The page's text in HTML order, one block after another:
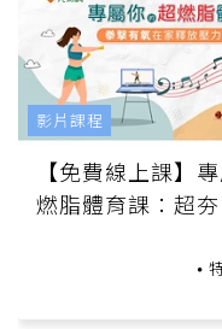
【免費線上課】
燃脂體育課：超
影片課程